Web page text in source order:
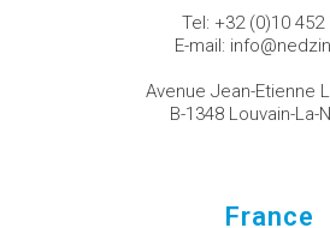
Tel: +32 (0)10 452
E-mail:
Avenue Jean-Etienne
B-1348 Louvain-La-
France